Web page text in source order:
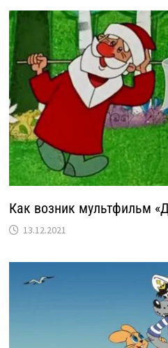
Как возник мультфильм
13.12.2021